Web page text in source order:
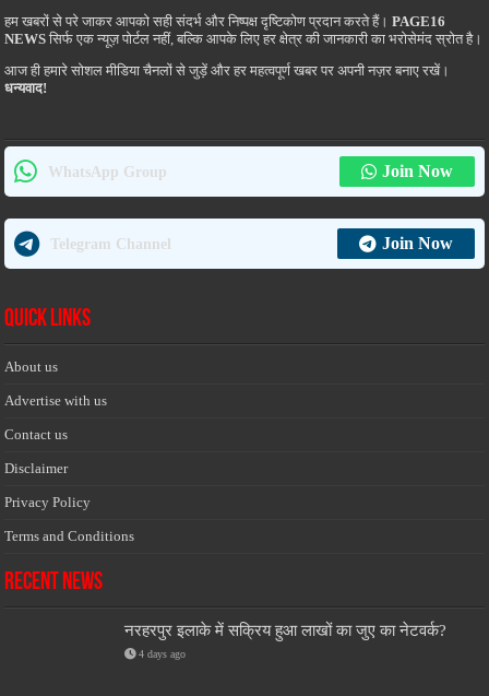
हम खबरों से परे जाकर आपको सही संदर्भ और निष्पक्ष दृष्टिकोण प्रदान करते हैं।PAGE16
NEWS सिर्फ एक न्यूज़ पोर्टल नहीं, बल्कि आपके लिए हर क्षेत्र की जानकारी का भरोसेमंद स्रोत है।
आज ही हमारे सोशल मीडिया चैनलों से जुड़ें और हर महत्वपूर्ण खबर पर अपनी नज़र बनाए रखें।
धन्यवाद!
WhatsApp Group Join Now
Telegram Channel Join Now
Quick Links
About us
Advertise with us
Contact us
Disclaimer
Privacy Policy
Terms and Conditions
Recent News
नरहरपुर इलाके में सक्रिय हुआ लाखों का जुए का नेटवर्क?
4 days ago